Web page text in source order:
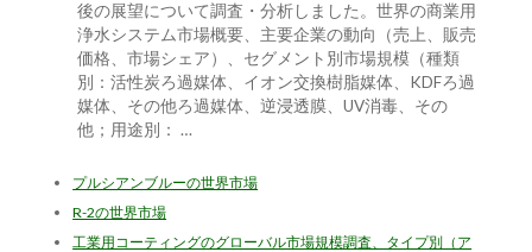
後の展望について調査・分析しました。世界の商業用
浄水システム市場概要、主要企業の動向（売上、販売
価格、市場シェア）、セグメント別市場規模（種類
別：活性炭ろ過媒体、イオン交換樹脂媒体、KDFろ過
媒体、その他ろ過媒体、逆浸透膜、UV消毒、その
他；用途別： …
プルシアンブルーの世界市場
R-2の世界市場
工業用コーティングのグローバル市場規模調査、タイプ別（ア